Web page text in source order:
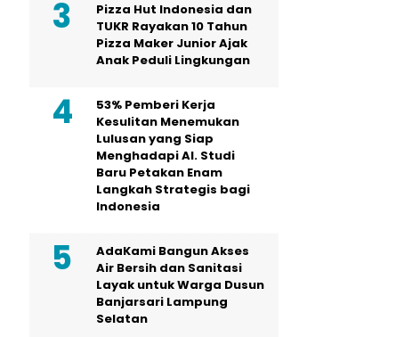
Pizza Hut Indonesia dan
TUKR Rayakan 10 Tahun
Pizza Maker Junior Ajak
Anak Peduli Lingkungan
53% Pemberi Kerja
Kesulitan Menemukan
Lulusan yang Siap
Menghadapi AI. Studi
Baru Petakan Enam
Langkah Strategis bagi
Indonesia
AdaKami Bangun Akses
Air Bersih dan Sanitasi
Layak untuk Warga Dusun
Banjarsari Lampung
Selatan